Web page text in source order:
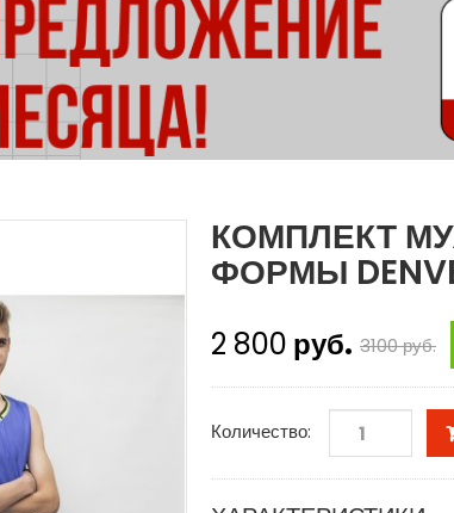
КОМПЛЕКТ
ФОРМЫ
2 800 руб. 3100руб.
Количество: